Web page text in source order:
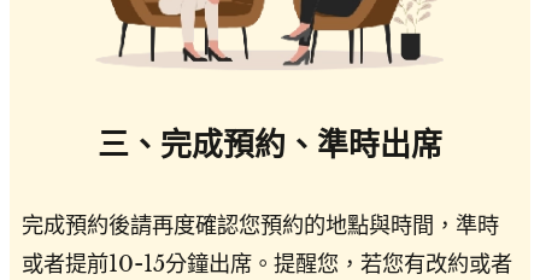
三、完成預約、準時出席
完成預約後請再度確認您預約的地點與時間，準時
或者提前10-15分鐘出席。提醒您，若您有改約或者